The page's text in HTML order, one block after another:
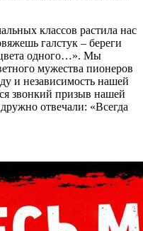
классов растила нас
галстук – береги
одного…». Мы
мужества пионеров
и независимость нашей
звонкий призыв нашей
отвечали: «Всегда